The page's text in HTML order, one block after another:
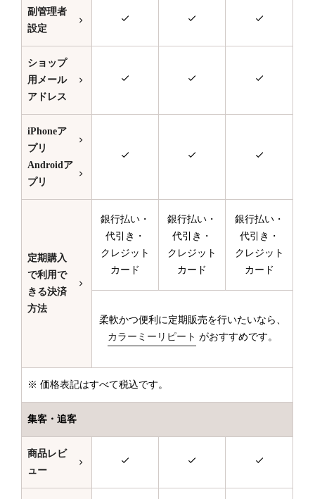
副管理者
設定
ショップ
用メール
アドレス
iPhoneア
プリ
Androidア
プリ
定期購入
で利用で
きる決済
方法
銀行払い・
代引き・
クレジット
カード
銀行払い・
代引き・
クレジット
カード
銀行払い・
代引き・
クレジット
カード
柔軟かつ便利に定期販売を行いたいなら、
カラーミーリピート がおすすめです。
※ 価格表記はすべて税込です。
集客・追客
商品レビ
ュー